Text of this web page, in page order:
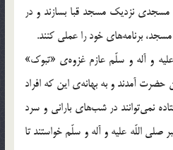
نزديك مسجد قبا بسازند و در
مسجد، برنامه‌هاي خود را عملي كنند.
هنگامي كه پيامبر اكرم صلي اللّه عليه و آله و سلّم عازم غزوه‎ي «تبوك»
بود، گروهي از اين منافقان به نزد آن حضرت آمدند و به بهانه‎ي اين كه افراد
نمي‌توانند در شب‌هاي باراني و سرد
صلي اللّه عليه و آله و سلّم خواستند تا